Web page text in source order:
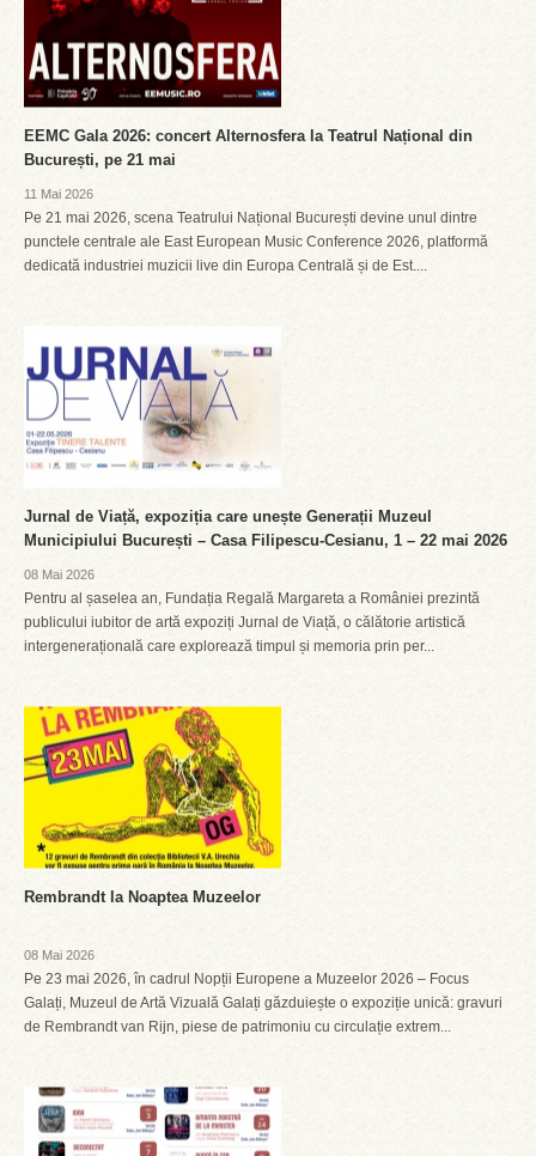
EEMC Gala 2026: concert Alternosfera la Teatrul Național din
București, pe 21 mai
11 Mai 2026
Pe 21 mai 2026, scena Teatrului Național București devine unul dintre
punctele centrale ale East European Music Conference 2026, platformă
dedicată industriei muzicii live din Europa Centrală și de Est....
Jurnal de Viață, expoziția care unește Generații Muzeul
Municipiului București – Casa Filipescu-Cesianu, 1 – 22 mai 2026
08 Mai 2026
Pentru al șaselea an, Fundația Regală Margareta a României prezintă
publicului iubitor de artă expoziți Jurnal de Viață, o călătorie artistică
intergenerațională care explorează timpul și memoria prin per...
Rembrandt la Noaptea Muzeelor
08 Mai 2026
Pe 23 mai 2026, în cadrul Nopții Europene a Muzeelor 2026 – Focus
Galați, Muzeul de Artă Vizuală Galați găzduiește o expoziție unică: gravuri
de Rembrandt van Rijn, piese de patrimoniu cu circulație extrem...